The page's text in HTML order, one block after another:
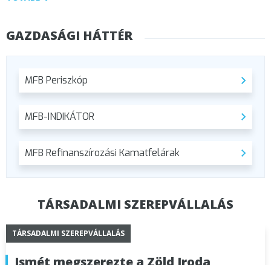
GAZDASÁGI HÁTTÉR
MFB Periszkóp
MFB-INDIKÁTOR
MFB Refinanszírozási Kamatfelárak
TÁRSADALMI SZEREPVÁLLALÁS
TÁRSADALMI SZEREPVÁLLALÁS
Ismét megszerezte a Zöld Iroda